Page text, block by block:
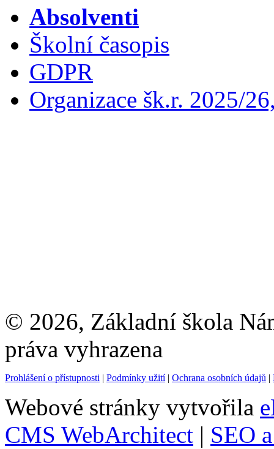
Absolventi
Školní časopis
GDPR
Organizace šk.r. 2025/
© 2026, Základní škola
práva vyhrazena
Prohlášení o přístupnosti | Podmínky užití| Ochrana osobních údajů |
Webové stránky vytvořila
CMS WebArchitect | SEO